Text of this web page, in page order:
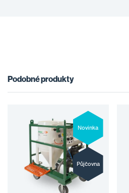
Podobné produkty
Novinka
Půjčovna